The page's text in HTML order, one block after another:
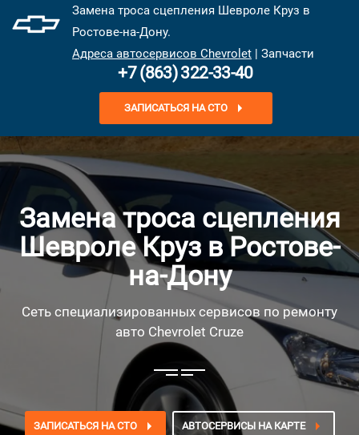
Замена троса сцепления Шевроле Круз в
Ростове-на-Дону.
Адреса автосервисов Chevrolet | Запчасти
+7 (863) 322-33-40
ЗАПИСАТЬСЯ НА СТО
Замена троса сцепления
Шевроле Круз в Ростове-
на-Дону
Сеть специализированных сервисов по ремонту
авто Chevrolet Cruze
ЗАПИСАТЬСЯ НА СТО АВТОСЕРВИСЫ НА КАРТЕ